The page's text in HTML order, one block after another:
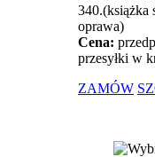
340.(książka
oprawa)
Cena:
przesyłki w
ZAMÓW